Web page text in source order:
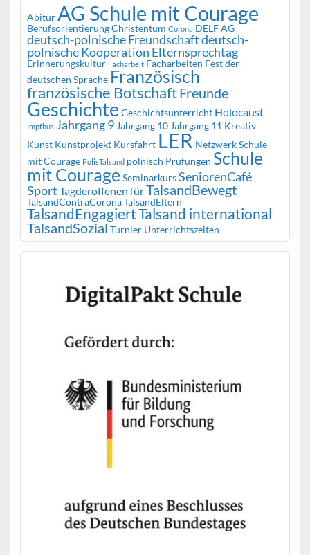
AbiturAG Schule mit Courage
BerufsorientierungChristentum Corona DELF AG
deutsch-polnische Freundschaftdeutsch-
polnische Kooperation Elternsprechtag
Erinnerungskultur Facharbeit Facharbeiten Fest der
deutschen Sprache Französisch
französische BotschaftFreunde
Geschichte Geschichtsunterricht Holocaust
Impfbus Jahrgang 9 Jahrgang 10 Jahrgang 11 Kreativ
Kunst Kunstprojekt Kursfahrt LER Netzwerk Schule
mit Courage PolisTalsand polnisch Prüfungen Schule
mit Courage SeminarkursSeniorenCafé
Sport TagderoffenenTürTalsandBewegt
TalsandContraCoronaTalsandEltern
TalsandEngagiertTalsand international
TalsandSozial Turnier Unterrichtszeiten